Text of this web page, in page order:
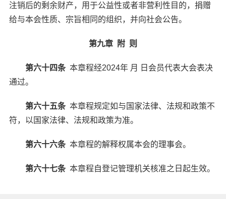
注销后的剩余财产，用于公益性或者非营利性目的，捐赠
给与本会性质、宗旨相同的组织，并向社会公告。
第九章 附 则
第六十四条本章程经2024年 月 日会员代表大会表决
通过。
第六十五条本章程规定如与国家法律、法规和政策不
符，以国家法律、法规和政策为准。
第六十六条本章程的解释权属本会的理事会。
第六十七条本章程自登记管理机关核准之日起生效。